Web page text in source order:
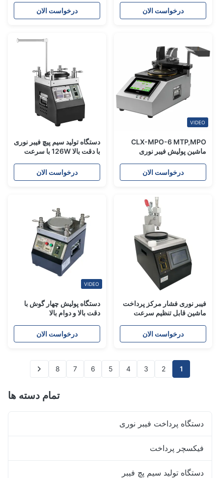
درخواست الان درخواست الان
VIDEO
CLX-MPO-6 MTP,MPO
ماشین پولیش فیبر نوری
درخواست الان
دستگاه تولید سیم پیچ فیبر نوری
با دقت بالا 126W با سرعت
درخواست الان
فیبر نوری فشار مرکز پرداخت
ماشین قابل تنظیم سرعت
درخواست الان
VIDEO
دستگاه پولیش چهار گوش با
دقت بالا و دوام بالا
درخواست الان
1
2
3
4
5
6
7
8
تمام دسته ها
دستگاه پرداخت فیبر نوری
فیکسچر پرداخت
دستگاه تولید سیم پچ فیبر